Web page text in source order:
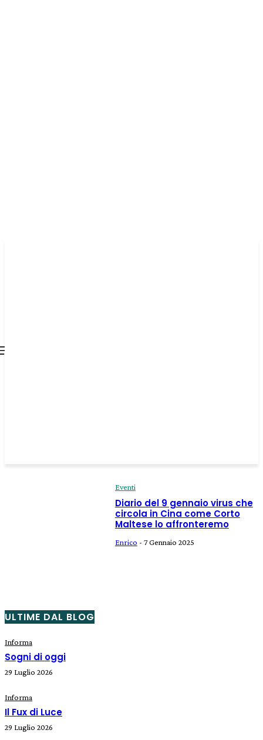
Eventi
Diario del 9 gennaio virus che
circola in Cina come Corto
Maltese lo affronteremo
Enrico - 7 Gennaio 2025
ULTIME DAL BLOG
Informa
Sogni di oggi
29 Luglio 2026
Informa
Il Fux di Luce
29 Luglio 2026